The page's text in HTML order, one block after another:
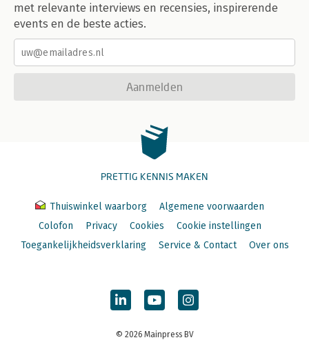
met relevante interviews en recensies, inspirerende
events en de beste acties.
Aanmelden
PRETTIG KENNIS MAKEN
Thuiswinkel waarborg
Algemene voorwaarden
Colofon
Privacy Cookies
Cookie instellingen
Toegankelijkheidsverklaring
Service & Contact Over ons
© 2026 Mainpress BV